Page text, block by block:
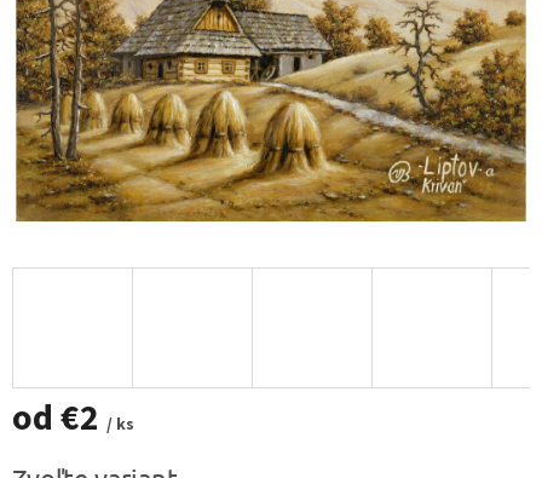
od€2 / ks